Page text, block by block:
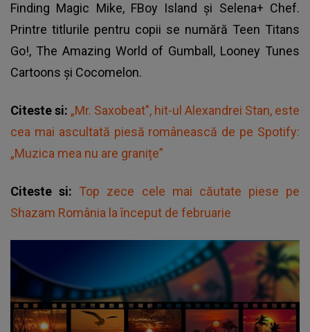
Finding Magic Mike, FBoy Island și Selena+ Chef.
Printre titlurile pentru copii se numără Teen Titans
Go!, The Amazing World of Gumball, Looney Tunes
Cartoons și Cocomelon.
Citeste si: „Mr. Saxobeat", hit-ul Alexandrei Stan, este
cea mai ascultată piesă românească de pe Spotify:
„Muzica mea nu are granițe”
Citeste si: Top zece cele mai căutate piese pe
Shazam România la început de februarie